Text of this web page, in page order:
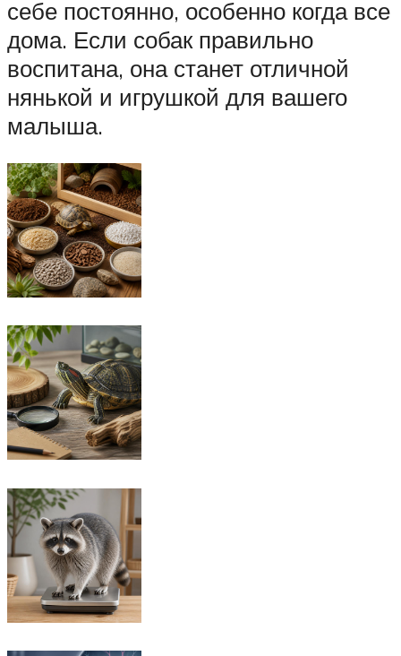
себе постоянно, особенно когда все
дома. Если собак правильно
воспитана, она станет отличной
нянькой и игрушкой для вашего
малыша.